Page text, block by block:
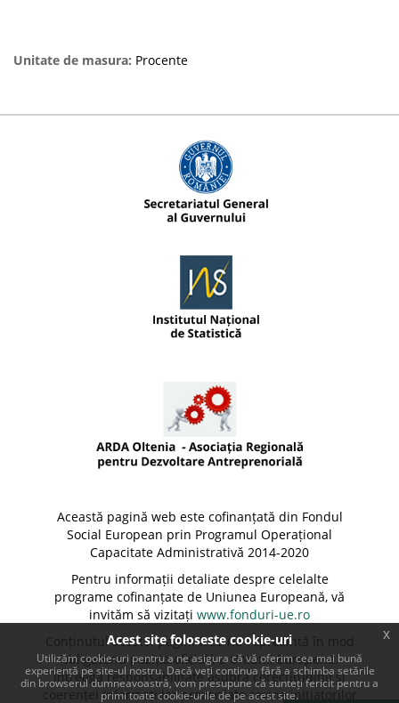
Unitate de masura: Procente
Această pagină web este cofinanțată din Fondul
Social European prin Programul Operațional
Capacitate Administrativă 2014-2020
Pentru informații detaliate despre celelalte
programe cofinanțate de Uniunea Europeană, vă
invităm să vizitați www.fonduri-ue.ro
Conținutul acestei pagini web nu reprezintă în mod
obligatoriu poziția oficială a Uniunii Europene.
Întreaga responsabilitate asupra corectitudinii și
coerenței informațiilor prezentate revine inițiatorilor
Acest site foloseste cookie-uri
Utilizăm cookie-uri pentru a ne asigura că vă oferim cea mai bună
experiență pe site-ul nostru. Dacă veți continua fără a schimba setările
din browserul dumneavoastră, vom presupune că sunteți fericit pentru a
primi toate cookie-urile de pe acest site.
x